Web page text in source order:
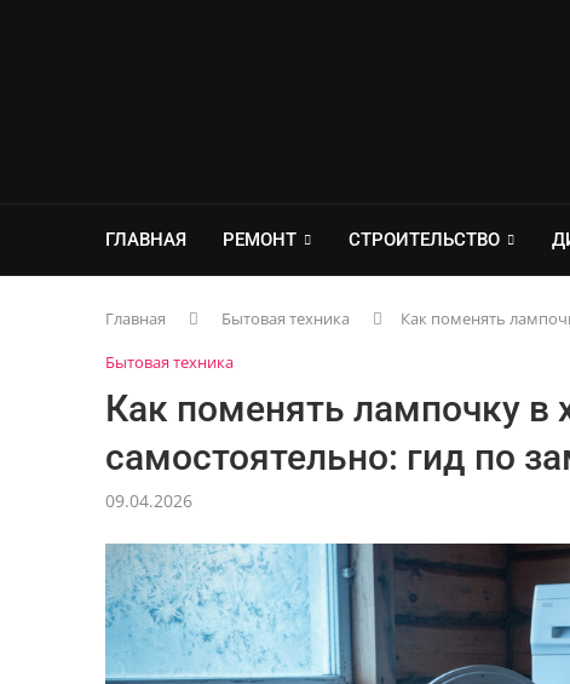
ГЛАВНАЯ РЕМОНТ СТРОИТЕЛЬСТВО
Главная Бытовая техника
Как поменять
Бытовая техника
Как поменять лампочку в
самостоятельно: гид по
09.04.2026